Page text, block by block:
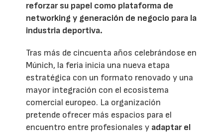
reforzar su papel como plataforma de
networking y generación de negocio para la
industria deportiva.
Tras más de cincuenta años celebrándose en
Múnich, la feria inicia una nueva etapa
estratégica con un formato renovado y una
mayor integración con el ecosistema
comercial europeo. La organización
pretende ofrecer más espacios para el
encuentro entre profesionales y adaptar el